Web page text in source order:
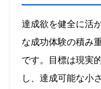
達成欲を健全に活
な成功体験の積み
です。目標は現実
し、達成可能な小